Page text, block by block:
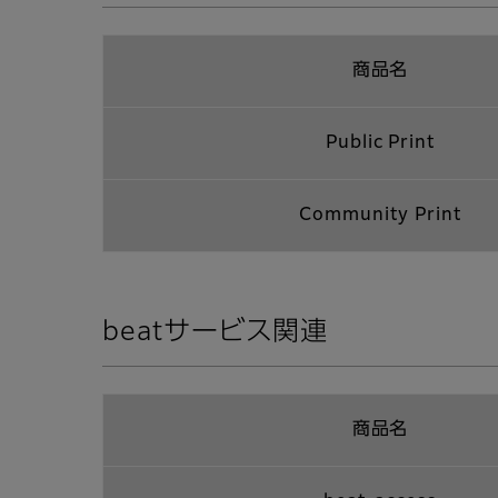
商品名
Public Print
Community Print
beatサービス関連
商品名